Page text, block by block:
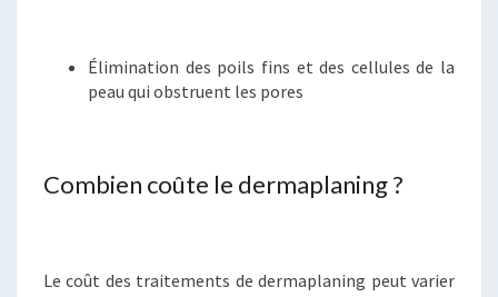
Élimination des poils fins et des cellules de la
peau qui obstruent les pores
Combien coûte le dermaplaning ?
Le coût des traitements de dermaplaning peut varier